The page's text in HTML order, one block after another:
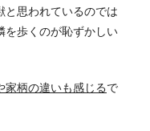
と思われているのでは
を歩くのが恥ずかしい
家柄の違いも感じるで